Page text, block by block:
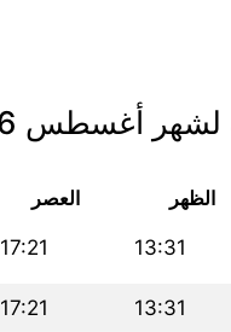
أغسطس 2026
الظهر العصر
13:31
17:21
13:31
17:21